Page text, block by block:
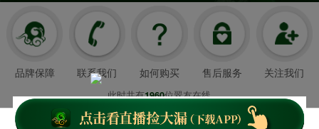
品牌保障 联系我们 如何购买 售后服务 关注我们
此时共有1960位翠友在线
翡翠王朝成立于2008年3月21日